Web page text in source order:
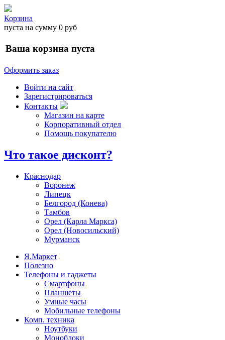
Корзина
пуста на сумму 0 руб
Ваша корзина пуста
Оформить заказ
Войти на сайт
Зарегистрироваться
Контакты
Магазин на карте
Корпоративный отдел
Помощь покупателю
Что такое дисконт?
Краснодар
Воронеж
Липецк
Белгород (Конева)
Тамбов
Орел (Карла Маркса)
Орел (Новосильский)
Мурманск
Я.Маркет
Полезно
Телефоны и гаджеты
Смартфоны
Планшеты
Умные часы
Мобильные телефоны
Комп. техника
Ноутбуки
Моноблоки